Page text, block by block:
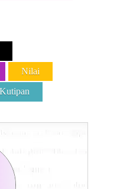
Nilai